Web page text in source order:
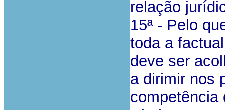
relação
15ª - Pelo
toda a
deve ser
a dirimir nos
competência